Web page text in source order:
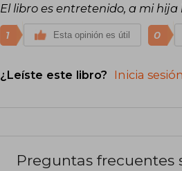
El libro es entretenido, a mi hija
1 Esta opinión es útil 0
¿Leíste este libro? Inicia sesión
Preguntas frecuentes